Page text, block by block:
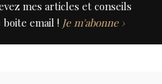
mes articles et conseils
email ! Je m'abonne ›